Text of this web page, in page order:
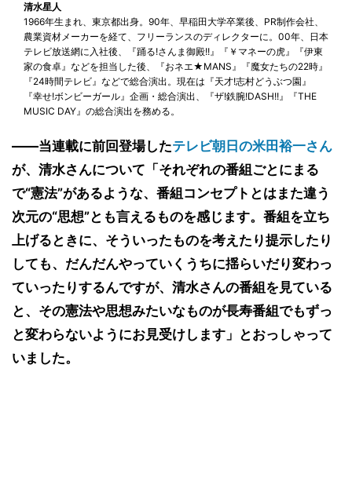
清水星人
1966年生まれ、東京都出身。90年、早稲田大学卒業後、PR制作会社、
農業資材メーカーを経て、フリーランスのディレクターに。00年、日本
テレビ放送網に入社後、『踊る!さんま御殿!!』『￥マネーの虎』『伊東
家の食卓』などを担当した後、『おネエ★MANS』『魔女たちの22時』
『24時間テレビ』などで総合演出。現在は『天才!志村どうぶつ園』
『幸せ!ボンビーガール』企画・総合演出、『ザ!鉄腕!DASH!!』『THE
MUSIC DAY』の総合演出を務める。
――当連載に前回登場したテレビ朝日の米田裕一さん
が、清水さんについて「それぞれの番組ごとにまる
で“憲法”があるような、番組コンセプトとはまた違う
次元の“思想”とも言えるものを感じます。番組を立ち
上げるときに、そういったものを考えたり提示したり
しても、だんだんやっていくうちに揺らいだり変わっ
ていったりするんですが、清水さんの番組を見ている
と、その憲法や思想みたいなものが長寿番組でもずっ
と変わらないようにお見受けします」とおっしゃって
いました。